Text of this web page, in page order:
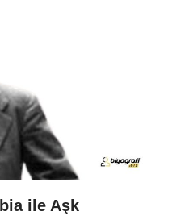
ile Aşk